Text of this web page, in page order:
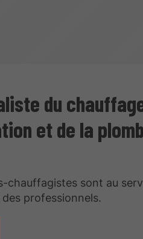
du
et de la
chauffagistes sont au
professionnels.